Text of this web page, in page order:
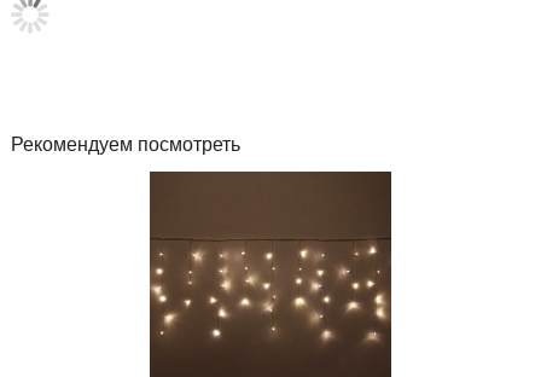
Рекомендуем посмотреть